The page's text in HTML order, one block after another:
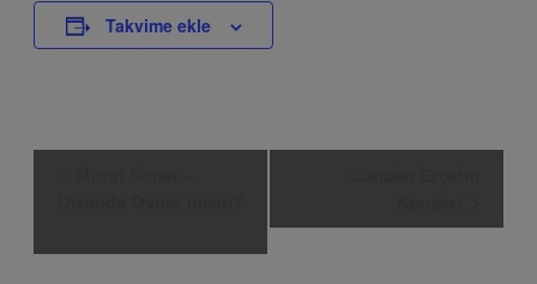
Takvime ekle